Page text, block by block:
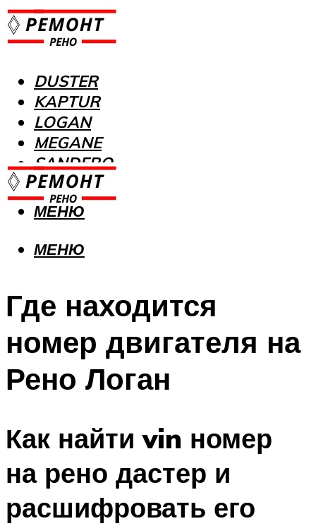
DUSTER
KAPTUR
LOGAN
MEGANE
SANDERO
МЕНЮ
МЕНЮ
Где находится
номер двигателя на
Рено Логан
Как найти vin номер
на рено дастер и
расшифровать его